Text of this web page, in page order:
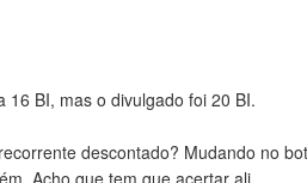
16 BI, mas o divulgado foi 20 BI.
descontado? Mudando no